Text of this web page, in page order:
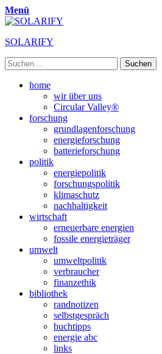
Menü
SOLARIFY
Suchen
nach:
Primäres
Zum
home
wir über uns
Circular Valley®
forschung
grundlagenforschung
energieforschung
batterieforschung
politik
energiepolitik
forschungspolitik
klimaschutz
nachhaltigkeit
wirtschaft
erneuerbare energien
fossile energieträger
umwelt
umweltpolitik
verbraucher
finanzethik
bibliothek
randnotizen
selbstgespräch
buchtipps
energie abc
links